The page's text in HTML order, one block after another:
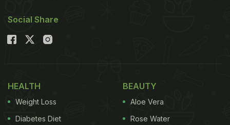
Social Share
HEALTH
Weight Loss
Diabetes Diet
BEAUTY
Aloe Vera
Rose Water